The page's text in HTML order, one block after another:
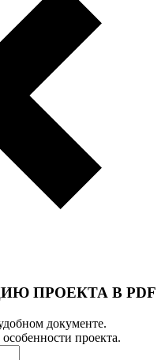
ПРОЕКТА В PDF
документе.
проекта.